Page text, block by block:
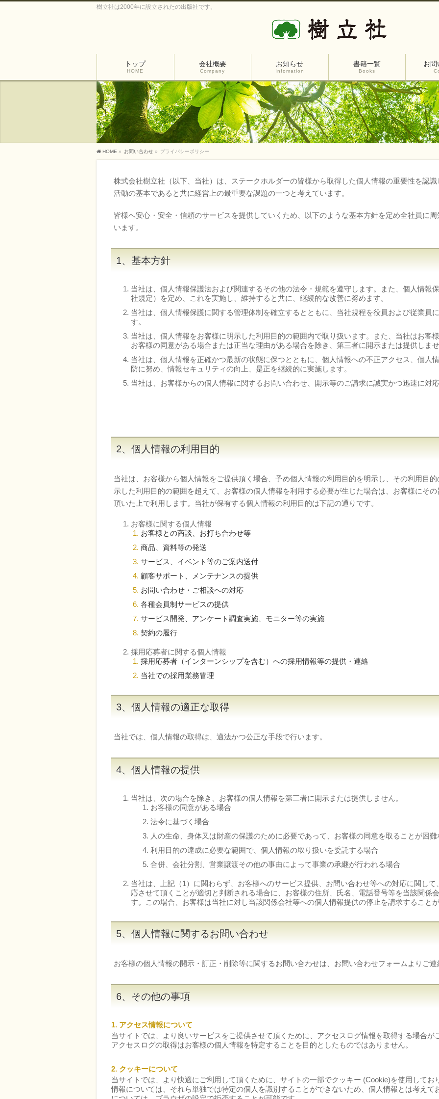
樹立社は2000年に設立されたの出版社です。
トップ
HOME
会社概要
Company
お知らせ
Infomation
書籍一覧
Books
お問
HOME » お問い合わせ » プライバシーポリシー
株式会社樹立社（以下、当社）は、ステークホルダーの皆様から取得した個人情報の重要性を認
活動の基本であると共に経営上の最重要な課題の一つと考えています。
皆様へ安心・安全・信頼のサービスを提供していくため、以下のような基本方針を定め全社員に
います。
1、基本方針
当社は、個人情報保護法および関連するその他の法令・規範を遵守します。また、個人情報
社規定）を定め、これを実施し、維持すると共に、継続的な改善に努めます。
当社は、個人情報保護に関する管理体制を確立するとともに、当社規程を役員および従業員
す。
当社は、個人情報をお客様に明示した利用目的の範囲内で取り扱います。また、当社はお客
お客様の同意がある場合または正当な理由がある場合を除き、第三者に開示または提供しま
当社は、個人情報を正確かつ最新の状態に保つとともに、個人情報への不正アクセス、個人
防に努め、情報セキュリティの向上、是正を継続的に実施します。
当社は、お客様からの個人情報に関するお問い合わせ、開示等のご請求に誠実かつ迅速に対
2、個人情報の利用目的
当社は、お客様から個人情報をご提供頂く場合、予め個人情報の利用目的を明示し、その利用目
示した利用目的の範囲を超えて、お客様の個人情報を利用する必要が生じた場合は、お客様にそ
頂いた上で利用します。当社が保有する個人情報の利用目的は下記の通りです。
お客様に関する個人情報
お客様との商談、お打ち合わせ等
商品、資料等の発送
サービス、イベント等のご案内送付
顧客サポート、メンテナンスの提供
お問い合わせ・ご相談への対応
各種会員制サービスの提供
サービス開発、アンケート調査実施、モニター等の実施
契約の履行
採用応募者に関する個人情報
採用応募者（インターンシップを含む）への採用情報等の提供・連絡
当社での採用業務管理
3、個人情報の適正な取得
当社では、個人情報の取得は、適法かつ公正な手段で行います。
4、個人情報の提供
当社は、次の場合を除き、お客様の個人情報を第三者に開示または提供しません。
お客様の同意がある場合
法令に基づく場合
人の生命、身体又は財産の保護のために必要であって、お客様の同意を取ることが困難
利用目的の達成に必要な範囲で、個人情報の取り扱いを委託する場合
合併、会社分割、営業譲渡その他の事由によって事業の承継が行われる場合
当社は、上記（1）に関わらず、お客様へのサービス提供、お問い合わせ等への対応に関し
応させて頂くことが適切と判断される場合に、お客様の住所、氏名、電話番号等を当該関係
す。この場合、お客様は当社に対し当該関係会社等への個人情報提供の停止を請求すること
5、個人情報に関するお問い合わせ
お客様の個人情報の開示・訂正・削除等に関するお問い合わせは、お問い合わせフォームよりご
6、その他の事項
1. アクセス情報について
当サイトでは、より良いサービスをご提供させて頂くために、アクセスログ情報を取得する場合が
アクセスログの取得はお客様の個人情報を特定することを目的としたものではありません。
2. クッキーについて
当サイトでは、より快適にご利用して頂くために、サイトの一部でクッキー (Cookie)を使用してお
情報については、それら単独では特定の個人を識別することができないため、個人情報とは考えて